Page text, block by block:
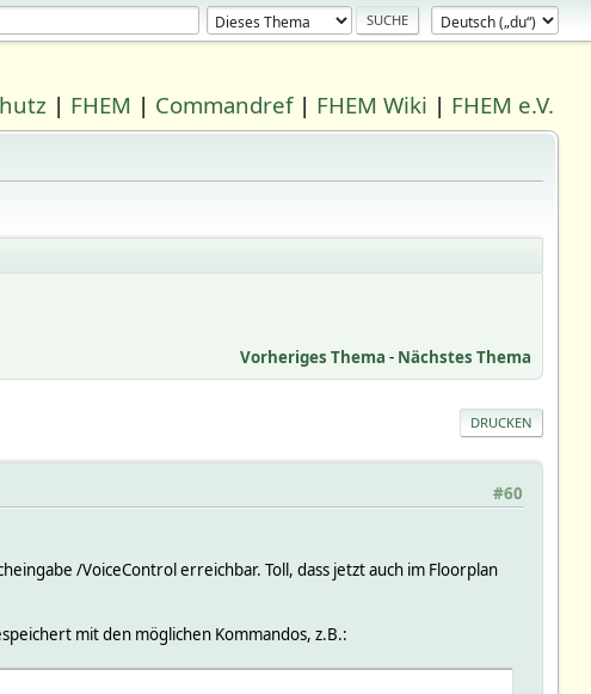
| FHEM | Commandref| FHEM Wiki | FHEM e.V.
Vorheriges Thema - Nächstes Thema
DRUCKEN
#60
/VoiceControl erreichbar. Toll, dass jetzt auch im Floorplan
mit den möglichen Kommandos, z.B.: